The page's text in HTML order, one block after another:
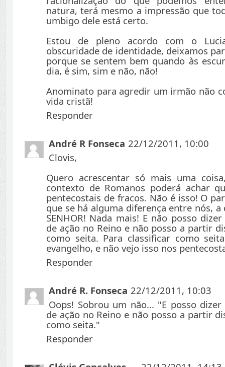
natura, terá mesmo a impressão que
umbigo dele está certo.
Estou de pleno acordo com o
obscuridade de identidade, deixamos
porque se sentem bem quando às
dia, é sim, sim e não, não!
Anominato para agredir um irmão não
vida cristã!
Responder
André R Fonseca 22/12/2011, 10:00
Clovis,
Quero acrescentar só mais uma
contexto de Romanos poderá achar
pentecostais de fracos. Não é isso! O
que se há alguma diferença entre nós,
SENHOR! Nada mais! E não posso
de ação no Reino e não posso a partir
como seita. Para classificar como
evangelho, e não vejo isso nos
Responder
André R. Fonseca 22/12/2011, 10:03
Oops! Sobrou um não... "E posso
de ação no Reino e não posso a partir
como seita."
Responder